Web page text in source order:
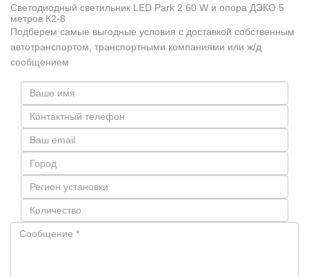
Светодиодный светильник LED Park 2 60 W и опора ДЭКО 5
метров К2-8
Подберем самые выгодные условия с доставкой собственным
автотранспортом, транспортными компаниями или ж/д
сообщением